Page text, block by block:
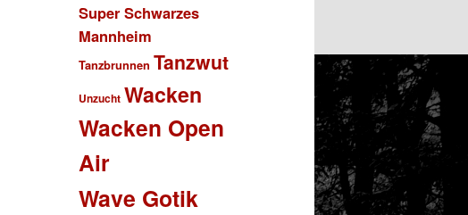
Super Schwarzes
Mannheim
Tanzbrunnen Tanzwut
Unzucht Wacken
Wacken Open
Air
Wave Gotik